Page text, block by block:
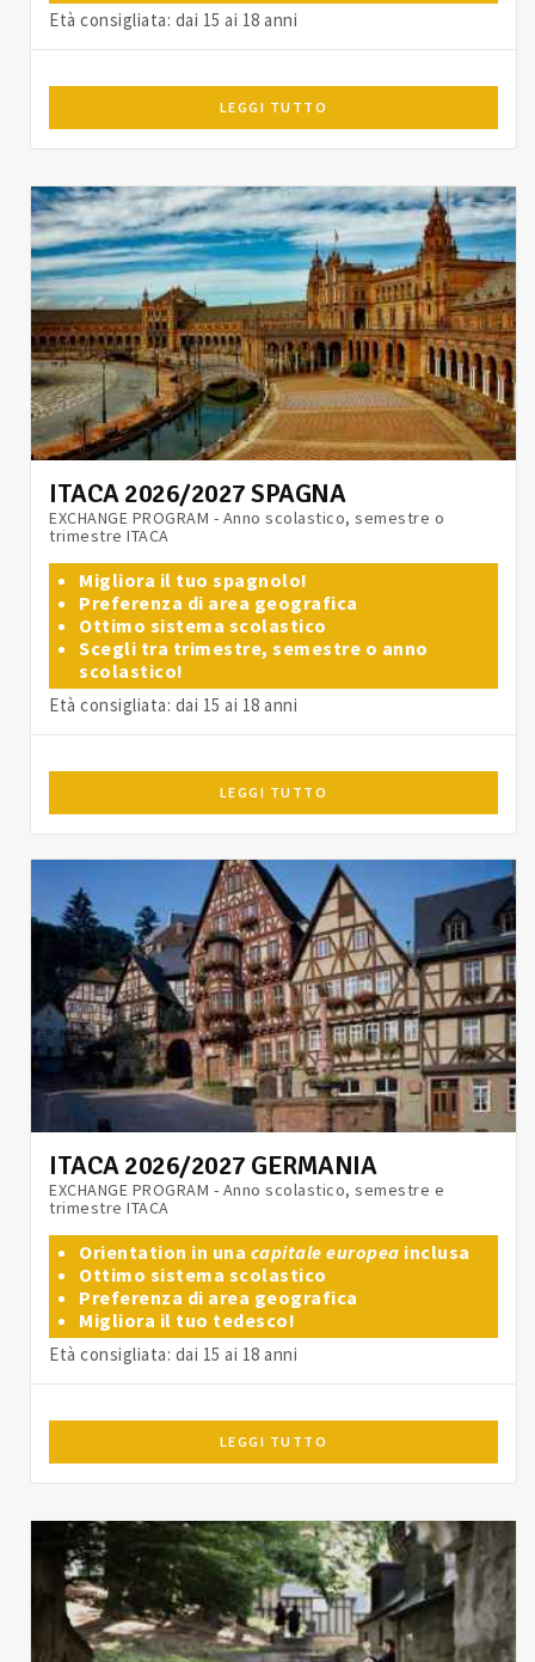
Età consigliata: dai 15 ai 18 anni
LEGGI TUTTO
ITACA 2026/2027 SPAGNA
EXCHANGE PROGRAM - Anno scolastico, semestre o
trimestre ITACA
Migliora il tuo spagnolo!
Preferenza di area geografica
Ottimo sistema scolastico
Scegli tra trimestre, semestre o anno
scolastico!
Età consigliata: dai 15 ai 18 anni
LEGGI TUTTO
ITACA 2026/2027 GERMANIA
EXCHANGE PROGRAM - Anno scolastico, semestre e
trimestre ITACA
Orientation in una capitale europea inclusa
Ottimo sistema scolastico
Preferenza di area geografica
Migliora il tuo tedesco!
Età consigliata: dai 15 ai 18 anni
LEGGI TUTTO